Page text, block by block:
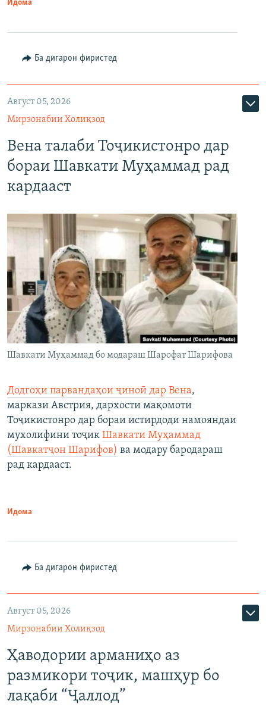
Идома
Ба дигарон фиристед
Август 05, 2026
Мирзонабии Холиқзод
Вена талаби Тоҷикистонро дар
бораи Шавкати Муҳаммад рад
кардааст
Шавкати Муҳаммад бо модараш Шарофат Шарифова
Додгоҳи парвандаҳои ҷиноӣ дар Вена,
маркази Австрия, дархости мақомоти
Тоҷикистонро дар бораи истирдоди намояндаи
мухолифини тоҷик Шавкати Муҳаммад
(Шавкатҷон Шарифов) ва модару бародараш
рад кардааст.
Идома
Ба дигарон фиристед
Август 05, 2026
Мирзонабии Холиқзод
Ҳаводории арманиҳо аз
размикори тоҷик, машҳур бо
лақаби “Ҷаллод”